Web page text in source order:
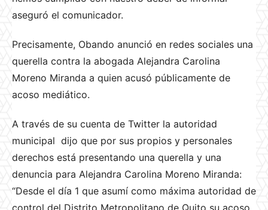
aseguró el comunicador.
Precisamente, Obando anunció en redes sociales una
querella contra la abogada Alejandra Carolina
Moreno Miranda a quien acusó públicamente de
acoso mediático.
A través de su cuenta de Twitter la autoridad
municipal dijo que por sus propios y personales
derechos está presentando una querella y una
denuncia para Alejandra Carolina Moreno Miranda:
“Desde el día 1 que asumí como máxima autoridad de